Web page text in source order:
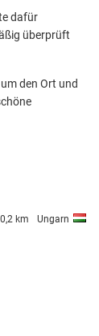
dafür
überprüft
den Ort und
km Ungarn